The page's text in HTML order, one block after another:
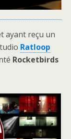
ayant reçu un
Ratloop
Rocketbirds